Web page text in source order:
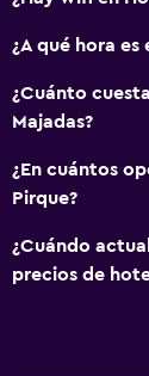
Escritorio
Comedor
Bar/lounge
¿A qué hora
¿Cuánto
Majadas?
¿En cuántos
Pirque?
¿Cuándo
precios de